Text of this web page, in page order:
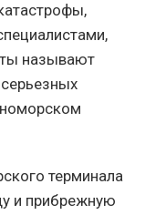
называют
терминала
и прибрежную